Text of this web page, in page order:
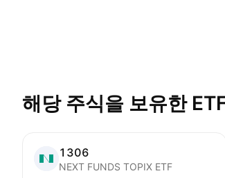
해당 주식을 보유한
1306
NEXT FUNDS TOPIX ETF